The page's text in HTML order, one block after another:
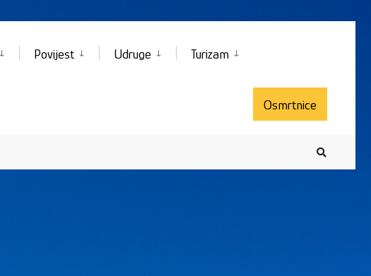
Povijest Udruge Turizam
Osmrtnice